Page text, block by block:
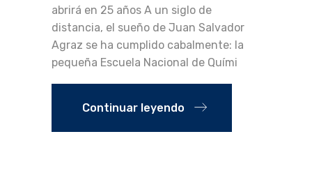
abrirá en 25 años A un siglo de
distancia, el sueño de Juan Salvador
Agraz se ha cumplido cabalmente: la
pequeña Escuela Nacional de Quími
Continuar leyendo